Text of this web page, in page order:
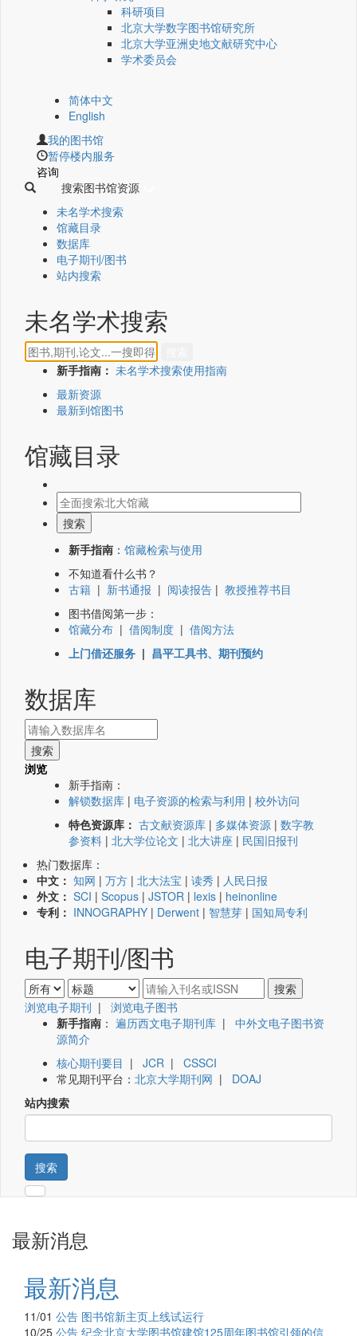
科研项目
北京大学数字图书馆研究所
北京大学亚洲史地文献研究中心
学术委员会
简体中文
English
我的图书馆
暂停楼内服务
咨询
搜索图书馆资源
未名学术搜索
馆藏目录
数据库
电子期刊/图书
站内搜索
未名学术搜索
新手指南： 未名学术搜索使用指南
最新资源
最新到馆图书
馆藏目录
新手指南 ： 馆藏检索与使用
不知道看什么书？
古籍 | 新书通报 | 阅读报告 | 教授推荐书目
图书借阅第一步：
馆藏分布 | 借阅制度 | 借阅方法
上门借还服务 | 昌平工具书、期刊预约
数据库
浏览
新手指南：
解锁数据库 | 电子资源的检索与利用 | 校外访问
特色资源库： 古文献资源库 | 多媒体资源 | 数字教
参资料 | 北大学位论文 | 北大讲座 | 民国旧报刊
热门数据库：
中文： 知网 | 万方 | 北大法宝 | 读秀 | 人民日报
外文： SCI | Scopus | JSTOR | lexis | heinonline
专利： INNOGRAPHY | Derwent | 智慧芽 | 国知局专利
电子期刊/图书
浏览电子期刊 | 浏览电子图书
新手指南 ： 遍历西文电子期刊库 | 中外文电子图书资
源简介
核心期刊要目 | JCR | CSSCI
常见期刊平台： 北京大学期刊网 | DOAJ
站内搜索
搜索
最新消息
最新消息
11/01 公告 图书馆新主页上线试运行
10/25 公告 纪念北京大学图书馆建馆125周年图书馆引领的信